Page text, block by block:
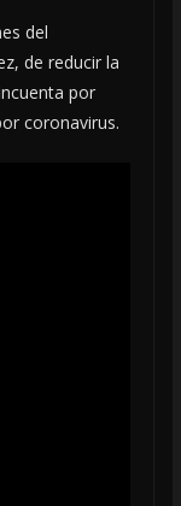
del
de reducir la
por
coronavirus.